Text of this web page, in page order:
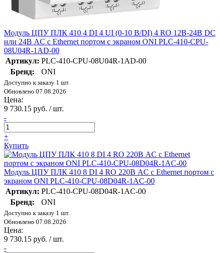
Модуль ЦПУ ПЛК 410 4 DI 4 UI (0-10 В/DI) 4 RO 12В-24В DC
или 24В AC с Ethernet портом с экраном ONI PLC-410-CPU-
08U04R-1AD-00
Артикул: PLC-410-CPU-08U04R-1AD-00
Бренд:
ONI
Доступно к заказу 1 шт.
Обновлено 07.08.2026
Цена:
9 730.15 руб. / шт.
-
+
Купить
Модуль ЦПУ ПЛК 410 8 DI 4 RO 220В AC с Ethernet портом с
экраном ONI PLC-410-CPU-08D04R-1AC-00
Артикул: PLC-410-CPU-08D04R-1AC-00
Бренд:
ONI
Доступно к заказу 1 шт.
Обновлено 07.08.2026
Цена:
9 730.15 руб. / шт.
-